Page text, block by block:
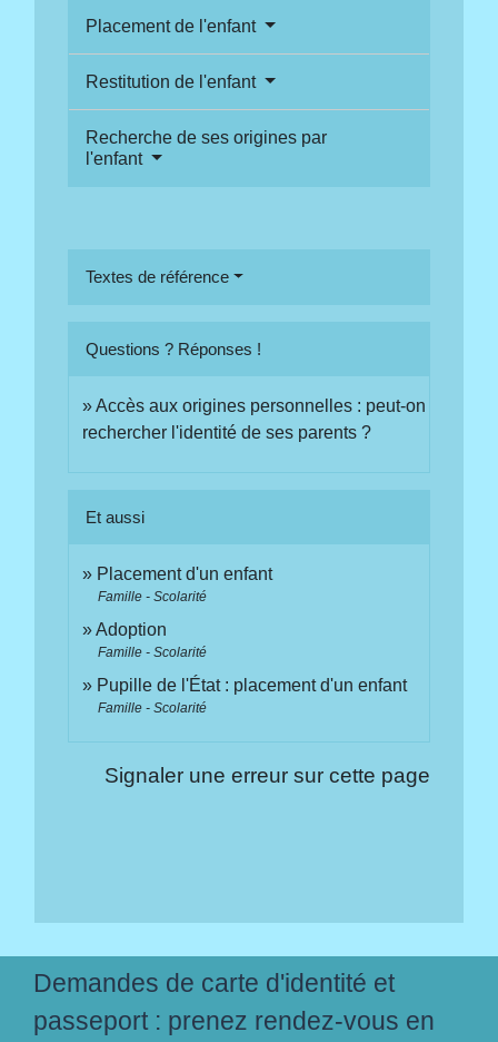
Placement de l'enfant
Restitution de l'enfant
Recherche de ses origines par
l'enfant
Textes de référence
Questions ? Réponses !
Accès aux origines personnelles : peut-on
rechercher l'identité de ses parents ?
Et aussi
Placement d'un enfant
Famille - Scolarité
Adoption
Famille - Scolarité
Pupille de l'État : placement d'un enfant
Famille - Scolarité
Signaler une erreur sur cette page
Demandes de carte d'identité et
passeport : prenez rendez-vous en